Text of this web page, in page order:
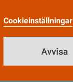
Cookieinställningar
Avvisa